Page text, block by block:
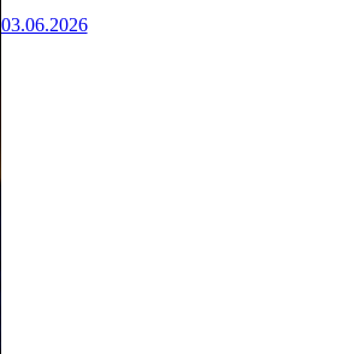
03.06.2026